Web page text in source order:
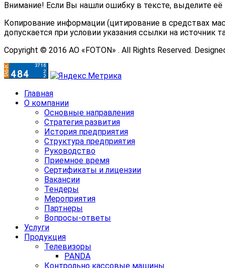
Внимание! Если Вы нашли ошибку в тексте, выделите
Копирование информации (цитирование в средствах
допускается при условии указания ссылки на источник
Copyright © 2016 АО «FOTON» . All Rights Reserved.
Главная
О компании
Основные направления
Стратегия развития
История предприятия
Структура предприятия
Руководство
Приемное время
Сертификаты и лицензии
Вакансии
Тендеры
Мероприятия
Партнеры
Вопросы-ответы
Услуги
Продукция
Телевизоры
PANDA
Контрольно кассовые машины